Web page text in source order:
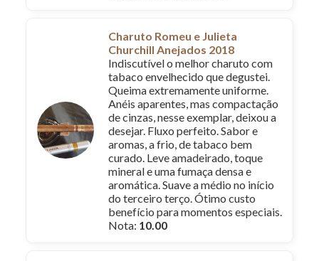
Charuto Romeu e Julieta
Churchill Anejados 2018
Indiscutível o melhor charuto com
tabaco envelhecido que degustei.
Queima extremamente uniforme.
Anéis aparentes, mas compactação
de cinzas, nesse exemplar, deixou a
desejar. Fluxo perfeito. Sabor e
aromas, a frio, de tabaco bem
curado. Leve amadeirado, toque
mineral e uma fumaça densa e
aromática. Suave a médio no início
do terceiro terço. Ótimo custo
benefício para momentos especiais.
Nota: 10.00